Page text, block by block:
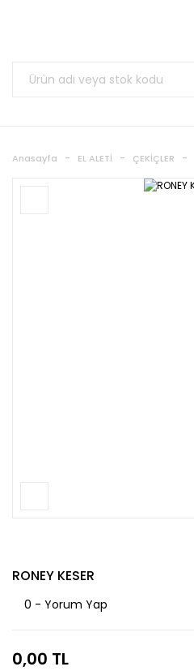
Anasayfa EL ALETİ ÇEKİÇLER
RONEY KESER
0 - Yorum Yap
0,00 TL